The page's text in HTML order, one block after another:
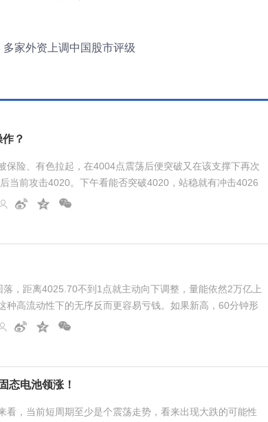
家外资上调中国股市评级
？
保险、有色拉起，在4004点震荡后便突破又在该支撑下再次
当前攻击4020。下午看能否突破4020，站稳就有冲击4026
对。如不能站稳，就建议减仓，那么...
，距离4025.70不到1点就主动向下调整，量能依然2万亿上
种高流动性下的无序反而更容易亏钱。如果新高，60分钟形
期有影响，但是按照目前市场的流动...
态电池领涨！
看，当前短周期至少是个震荡走势，看来出现大跌的可能性